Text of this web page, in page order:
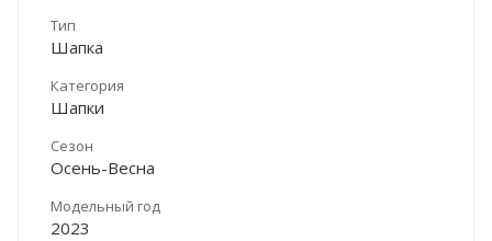
Тип
Шапка
Категория
Шапки
Сезон
Осень-Весна
Модельный год
2023